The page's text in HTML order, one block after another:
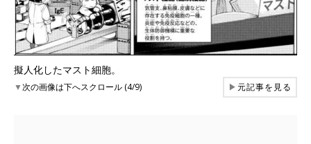
擬人化したマスト細胞。
▼次の画像は下へスクロール (4/9) ▶元記事を見る